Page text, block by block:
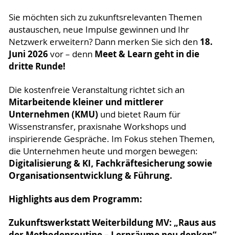
Sie möchten sich zu zukunftsrelevanten Themen
austauschen, neue Impulse gewinnen und Ihr
Netzwerk erweitern? Dann merken Sie sich den 18.
Juni 2026vor – denn Meet & Learn geht in die
dritte Runde!
Die kostenfreie Veranstaltung richtet sich an
Mitarbeitende kleiner und mittlerer
Unternehmen (KMU) und bietet Raum für
Wissenstransfer, praxisnahe Workshops und
inspirierende Gespräche. Im Fokus stehen Themen,
die Unternehmen heute und morgen bewegen:
Digitalisierung & KI, Fachkräftesicherung sowie
Organisationsentwicklung & Führung.
Highlights aus dem Programm:
Zukunftswerkstatt Weiterbildung MV: „Raus aus